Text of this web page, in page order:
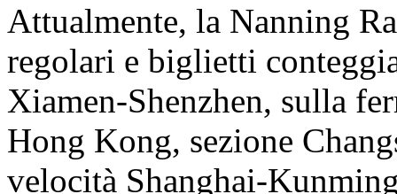
Attualmente, la Nanning
regolari e biglietti
Xiamen-Shenzhen, sulla
Hong Kong, sezione
velocità Shanghai-